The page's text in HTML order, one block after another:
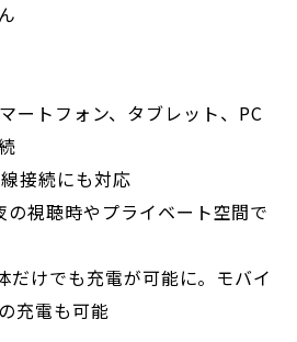
トフォン、タブレット、PC
接続にも対応
視聴時やプライベート空間で
だけでも充電が可能に。モバイ
充電も可能